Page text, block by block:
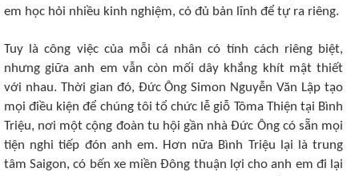
em học hỏi nhiều kinh nghiệm, có đủ bản lĩnh để tự ra riêng.
Tuy là công việc của mỗi cá nhân có tính cách riêng biệt,
nhưng giữa anh em vẫn còn mối dây khắng khít mật thiết
với nhau. Thời gian đó, Đức Ông Simon Nguyễn Văn Lập tạo
mọi điều kiện để chúng tôi tổ chức lễ giỗ Tôma Thiện tại Bình
Triệu, nơi một cộng đoàn tu hội gần nhà Đức Ông có sẵn mọi
tiện nghi tiếp đón anh em. Hơn nữa Bình Triệu lại là trung
tâm Saigon, có bến xe miền Đông thuận lợi cho anh em đi lại